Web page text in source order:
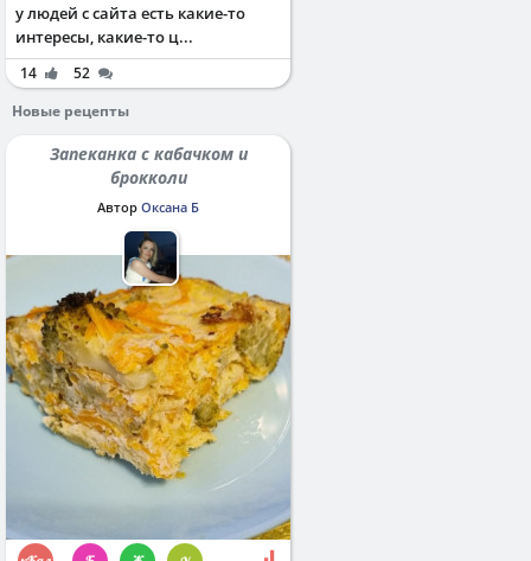
у людей с сайта есть какие-то
интересы, какие-то ц...
14
52
Новые рецепты
Запеканка с кабачком и
брокколи
Автор Оксана Б